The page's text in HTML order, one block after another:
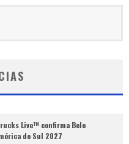
Live™ confirma Belo
do Sul 2027